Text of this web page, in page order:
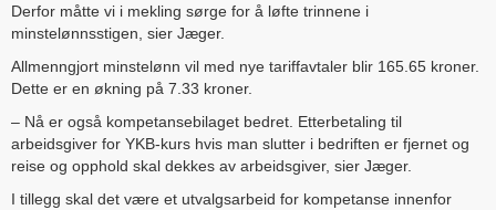
Derfor måtte vi i mekling sørge for å løfte trinnene i
minstelønnsstigen, sier Jæger.
Allmenngjort minstelønn vil med nye tariffavtaler blir 165.65 kroner.
Dette er en økning på 7.33 kroner.
– Nå er også kompetansebilaget bedret. Etterbetaling til
arbeidsgiver for YKB-kurs hvis man slutter i bedriften er fjernet og
reise og opphold skal dekkes av arbeidsgiver, sier Jæger.
I tillegg skal det være et utvalgsarbeid for kompetanse innenfor